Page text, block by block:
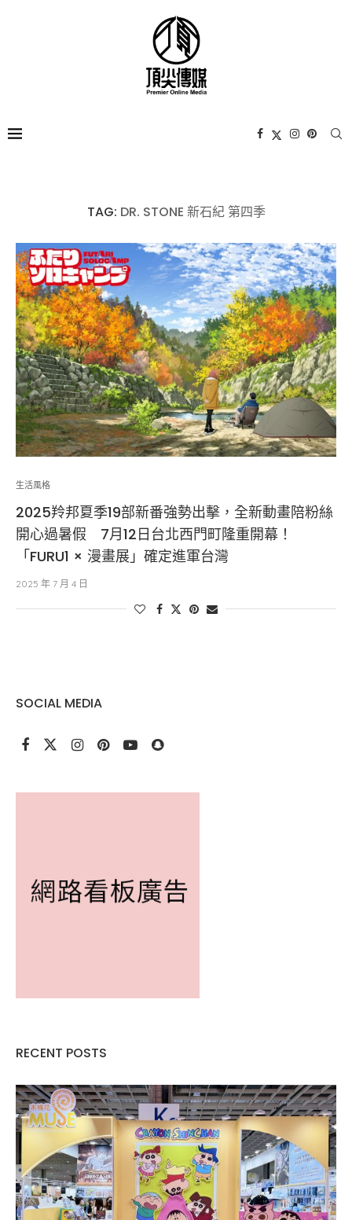
TAG: DR. STONE 新石紀 第四季
生活風格
2025羚邦夏季19部新番強勢出擊，全新動畫陪粉絲
開心過暑假 7月12日台北西門町隆重開幕！
「FURU1 × 漫畫展」確定進軍台灣
2025 年 7 月 4 日
SOCIAL MEDIA
RECENT POSTS